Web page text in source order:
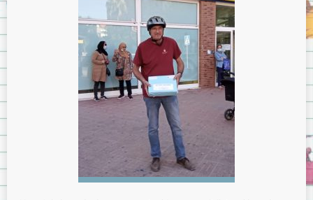
Normes del menjador.
Menús del menjador.
Model de tíquet de menjador.
ITACA per les famílies
Sol·licitud d’accés a «Itaca Familia»
ITACA pels docents